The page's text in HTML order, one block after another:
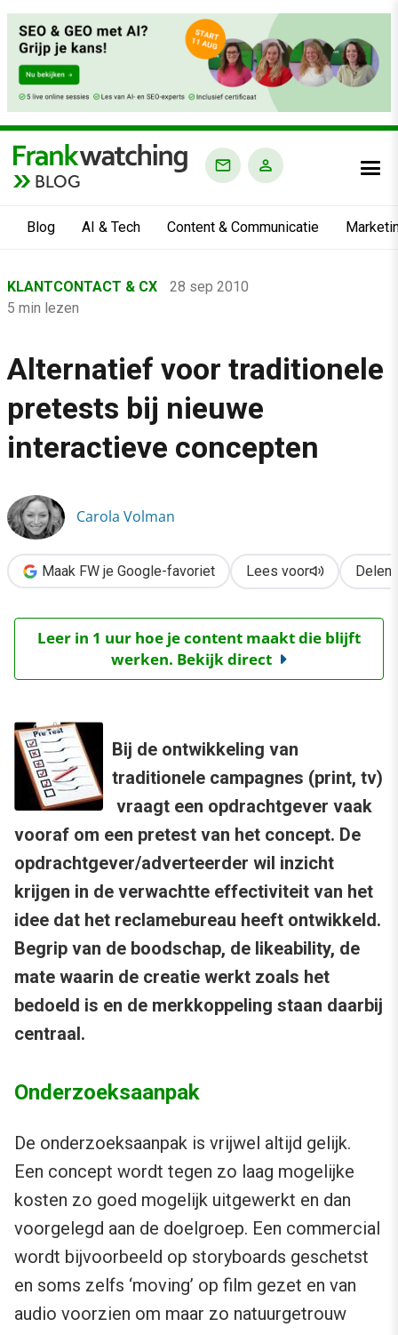
BLOG
Blog AI & Tech Content & Communicatie
›
Klantcontact & CX
›
Alternatief voor traditionele pretests bij nieuwe interactieve
KLANTCONTACT & CX
28 sep 2010
5 min lezen
Alternatief voor traditionele
pretests bij nieuwe
interactieve concepten
Carola Volman
Maak FW je Google-favoriet Lees voor Delen
Leer in 1 uur hoe je content maakt die blijft
werken. Bekijk direct
Bij de ontwikkeling van
traditionele campagnes (print, tv)
vraagt een opdrachtgever vaak
vooraf om een pretest van het concept. De
opdrachtgever/adverteerder wil inzicht
krijgen in de verwachtte effectiviteit van het
idee dat het reclamebureau heeft ontwikkeld.
Begrip van de boodschap, de likeability, de
mate waarin de creatie werkt zoals het
bedoeld is en de merkkoppeling staan daarbij
centraal.
Onderzoeksaanpak
De onderzoeksaanpak is vrijwel altijd gelijk.
Een concept wordt tegen zo laag mogelijke
kosten zo goed mogelijk uitgewerkt en dan
voorgelegd aan de doelgroep. Een commercial
wordt bijvoorbeeld op storyboards geschetst
en soms zelfs ‘moving’ op film gezet en van
audio voorzien om maar zo natuurgetrouw